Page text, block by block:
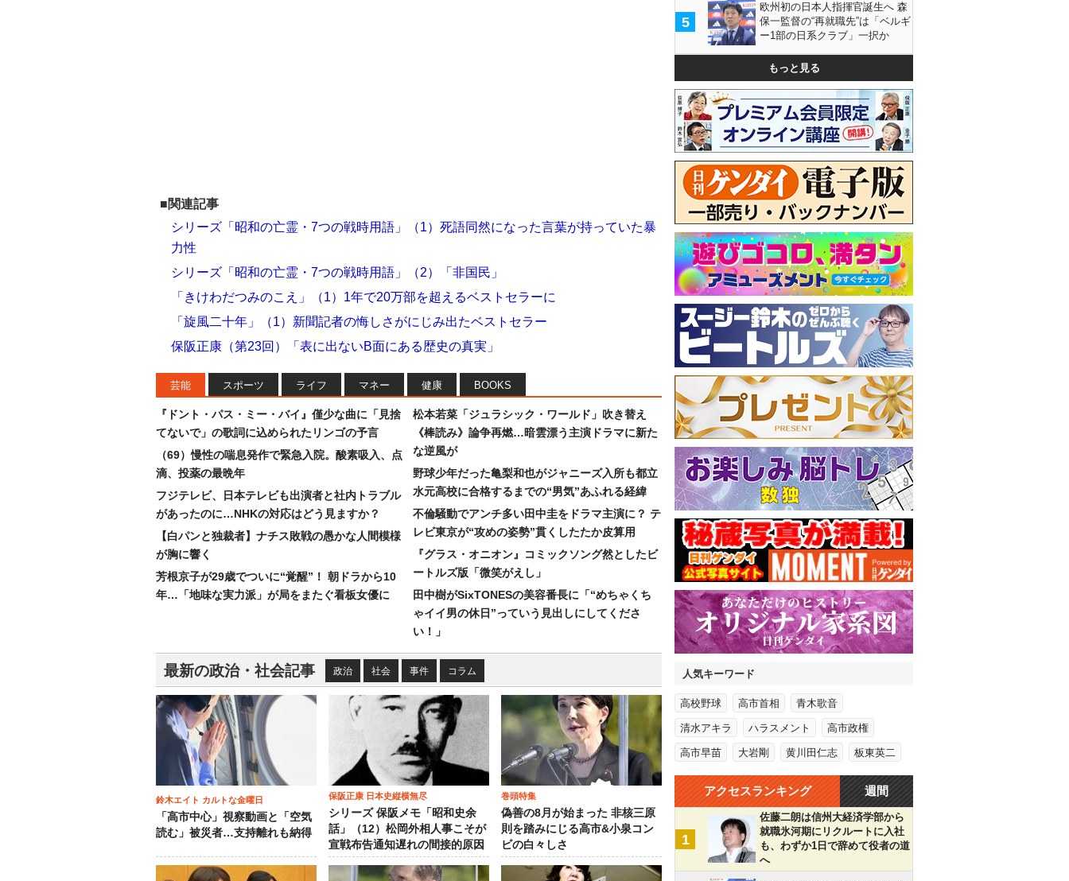
■関連記事
シリーズ「昭和の亡霊・7つの戦時用語」（1）死語同然になった言葉が持っていた暴
力性
シリーズ「昭和の亡霊・7つの戦時用語」（2）「非国民」
「きけわだつみのこえ」（1）1年で20万部を超えるベストセラーに
「旋風二十年」（1）新聞記者の悔しさがにじみ出たベストセラー
保阪正康（第23回）「表に出ないB面にある歴史の真実」
芸能 スポーツ ライフ マネー 健康 BOOKS
『ドント・パス・ミー・バイ』僅少な曲に「見捨
てないで」の歌詞に込められたリンゴの予言
（69）慢性の喘息発作で緊急入院。酸素吸入、点
滴、投薬の最晩年
フジテレビ、日本テレビも出演者と社内トラブル
があったのに…NHKの対応はどう見ますか？
【白パンと独裁者】ナチス敗戦の愚かな人間模様
が胸に響く
芳根京子が29歳でついに“覚醒”！ 朝ドラから10
年…「地味な実力派」が局をまたぐ看板女優に
松本若菜「ジュラシック・ワールド」吹き替え
《棒読み》論争再燃…暗雲漂う主演ドラマに新た
な逆風が
野球少年だった亀梨和也がジャニーズ入所も都立
水元高校に合格するまでの“男気”あふれる経緯
不倫騒動でアンチ多い田中圭をドラマ主演に？ テ
レビ東京が“攻めの姿勢”貫くしたたか皮算用
『グラス・オニオン』コミックソング然としたビ
ートルズ版「微笑がえし」
田中樹がSixTONESの美容番長に「“めちゃくち
ゃイイ男の休日”っていう見出しにしてくださ
い！」
最新の政治・社会記事 政治 社会 事件 コラム
鈴木エイト カルトな金曜日
「高市中心」視察動画と「空気
読む」被災者…支持離れも納得
保阪正康 日本史縦横無尽
シリーズ 保阪メモ「昭和史余
話」（12）松岡外相人事こそが
宣戦布告通知遅れの間接的原因
巻頭特集
偽善の8月が始まった 非核三原
則を踏みにじる高市&小泉コン
ビの白々しさ
5
欧州初の日本人指揮官誕生へ 森
保一監督の“再就職先”は「ベルギ
ー1部の日系クラブ」一択か
もっと見る
人気キーワード
高校野球 高市首相 青木歌音
清水アキラ ハラスメント 高市政権
高市早苗 大岩剛 黄川田仁志 板東英二
アクセスランキング 週間
1
佐藤二朗は信州大経済学部から
就職氷河期にリクルートに入社
も、わずか1日で辞めて役者の道
へ